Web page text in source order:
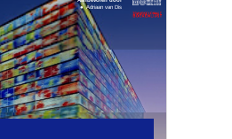
Adriaan van Dis